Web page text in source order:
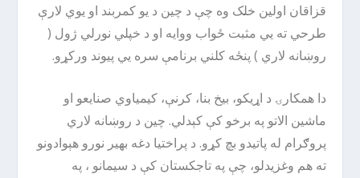
قزاقان اولین خلک وه چې د چین د یو کمربند او یوي لارې
طرحي ته یي مثبت ځواب ووایه او د خپلي نورلي ژول (
روښانه لاري ) پنځه کلني برنامې سره یي پیوند ورکړو.
دا همکارۍ د اړیکو، بیخ بنا، کرنې، کیمیاوي صنایعو او
ماشین الاتو په برخو کې کېدلي. چین د روښانه لاري
پروګرام له پاتیدو بچ کړو. د پراختیا دغه بهیر نورو هېوادونو
ته هم وغزیدلو، چې په تاجکستان کې د سیمانو ، په